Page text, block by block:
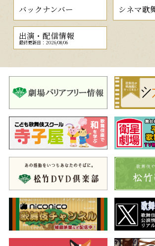
バックナンバー シネマ歌
出演・配信情報
最終更新日：2026/08/06